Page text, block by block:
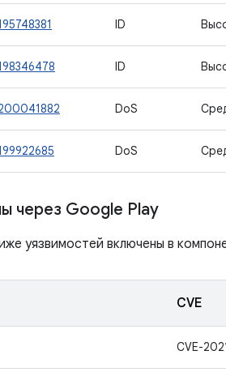
ID
ID
DoS
DoS
через Google Play
уязвимостей включены в
CVE
CVE-